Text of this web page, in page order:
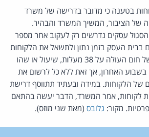
בטענה כי מדובר בדרישה של משרד
של הציבור, המשיך המשרד והבהיר.
עסקים נדרשים רק לעקוב אחר מספר
בבית העסק בזמן נתון ולתשאל את הלקוחות
אם הם חוו תסמינים של חום העולה על 38 מעלות, שיעול או שהו
בשבוע האחרון, אך זאת ללא כל לרשום את
של הלקוחות. במידה ובעתיד תתווסף דרישת
לקוחות, אמר המשרד, הדבר יעשה בהתאם
מקור: גלובס (מאת שני מוזס).